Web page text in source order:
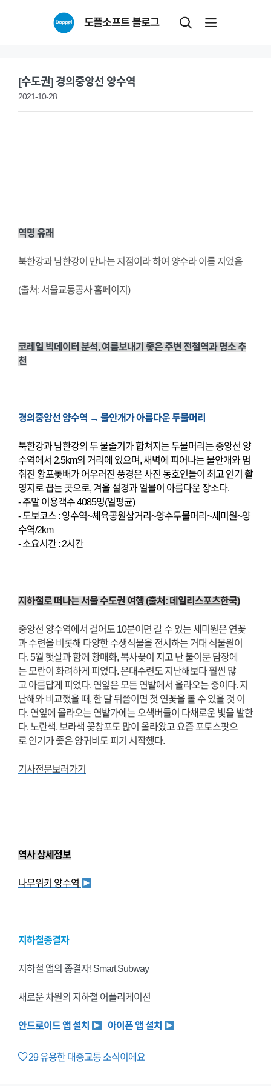
도플소프트 블로그
[수도권] 경의중앙선 양수역
2021-10-28
역명 유래
북한강과 남한강이 만나는 지점이라 하여 양수라 이름 지었음
(출처: 서울교통공사 홈페이지)
코레일 빅데이터 분석, 여름보내기 좋은 주변 전철역과 명소 추
천
경의중앙선 양수역 → 물안개가 아름다운 두물머리
북한강과 남한강의 두 물줄기가 합쳐지는 두물머리는 중앙선 양
수역에서 2.5km의 거리에 있으며, 새벽에 피어나는 물안개와 멈
춰진 황포돛배가 어우러진 풍경은 사진 동호인들이 최고 인기 촬
영지로 꼽는 곳으로, 겨울 설경과 일몰이 아름다운 장소다.
- 주말 이용객수 4085명(일평균)
- 도보코스 : 양수역~체육공원삼거리~양수두물머리~세미원~양
수역/2km
- 소요시간 : 2시간
지하철로 떠나는 서울 수도권 여행 (출처: 데일리스포츠한국)
중앙선 양수역에서 걸어도 10분이면 갈 수 있는 세미원은 연꽃
과 수련을 비롯해 다양한 수생식물을 전시하는 거대 식물원이
다. 5월 햇살과 함께 황매화, 복사꽃이 지고 난 불이문 담장에
는 모란이 화려하게 피었다. 온대수련도 지난해보다 훨씬 많
고 아름답게 피었다. 연잎은 모든 연밭에서 올라오는 중이다. 지
난해와 비교했을 때, 한 달 뒤쯤이면 첫 연꽃을 볼 수 있을 것 이
다. 연잎에 올라오는 연밭가에는 오색버들이 다채로운 빛을 발한
다. 노란색, 보라색 꽃창포도 많이 올라왔고 요즘 포토스팟으
로 인기가 좋은 양귀비도 피기 시작했다.
기사전문보러가기
역사 상세정보
나무위키 양수역
지하철종결자
지하철 앱의 종결자! Smart Subway
새로운 차원의 지하철 어플리케이션
안드로이드 앱 설치 아이폰 앱 설치
29유용한 대중교통 소식이에요